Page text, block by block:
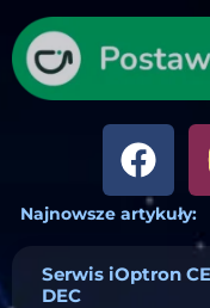
Najnowsze artykuły:
Serwis iOptron
DEC